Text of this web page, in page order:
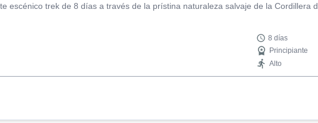
escénico trek de 8 días a través de la prístina naturaleza salvaje de la Cordillera
8 días
Principiante
Alto